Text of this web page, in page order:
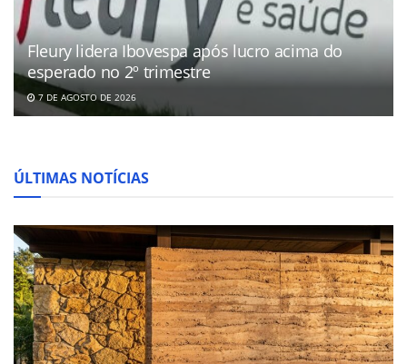
Fleury lidera Ibovespa após lucro acima do
esperado no 2º trimestre
7 DE AGOSTO DE 2026
ÚLTIMAS NOTÍCIAS